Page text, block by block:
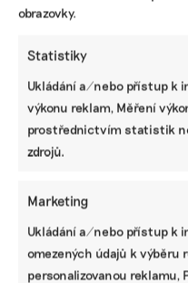
obrazovky.
Statistiky
Ukládání a/nebo přístup k
výkonu reklam, Měření
prostřednictvím statistik
zdrojů.
Marketing
Ukládání a/nebo přístup k
omezených údajů k výběru
personalizovanou reklamu,
SDÍLET